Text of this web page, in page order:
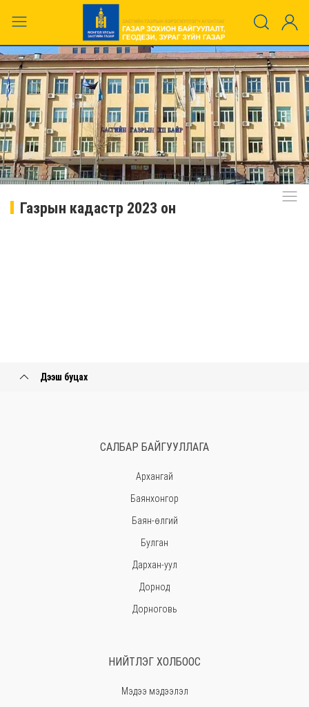
Газрын кадастр 2023 он
Дээш буцах
САЛБАР БАЙГУУЛЛАГА
Архангай
Баянхонгор
Баян-өлгий
Булган
Дархан-уул
Дорнод
Дорноговь
Хэнтий
НИЙТЛЭГ ХОЛБООС
Мэдээ мэдээлэл